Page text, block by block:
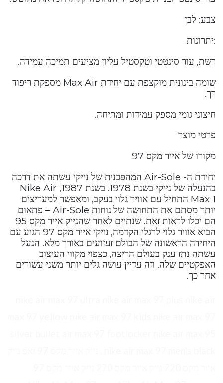
צבע: לבן
:יתרונות
רשת, עור סינטטי וטקסטיל עליון מציעים תמיכה עמידה.
שומה בינונית מוקצפת עם יחידת Max Air מספקת ריפוד
רך.
חיצוני גומי מספק עמידות ומתיחה.
פרטי מוצר
מקורו של אייר מקס 97
יחידת ה- Air-Sole המהפכנית של נייקי עשתה את דרכה
בהנעלה של נייקי בשנת 1978. בשנת 1987, Nike Air
Max 1 התחיל עם אוויר גלוי בעקב, ומאפשר למעריצים
יותר מסתם את התחושה של נוחות Air-Sole – פתאום
הם יכלו לראות זאת. שנתיים לאחר שהנייק אייר מקס 95
הביא אוויר גלוי לרגלי הקדמה, נייקי אייר מקס 97 הגיע עם
היחידה הראשונה של הבולם זעזועים באורך מלא. הנעל
עשתה נתז ענק בעולם הריצה, כצפוי מקווי העיצוב
האפקטיים שלה. וזה עדיין עושה גלים יותר משני עשורים
אחר כך.